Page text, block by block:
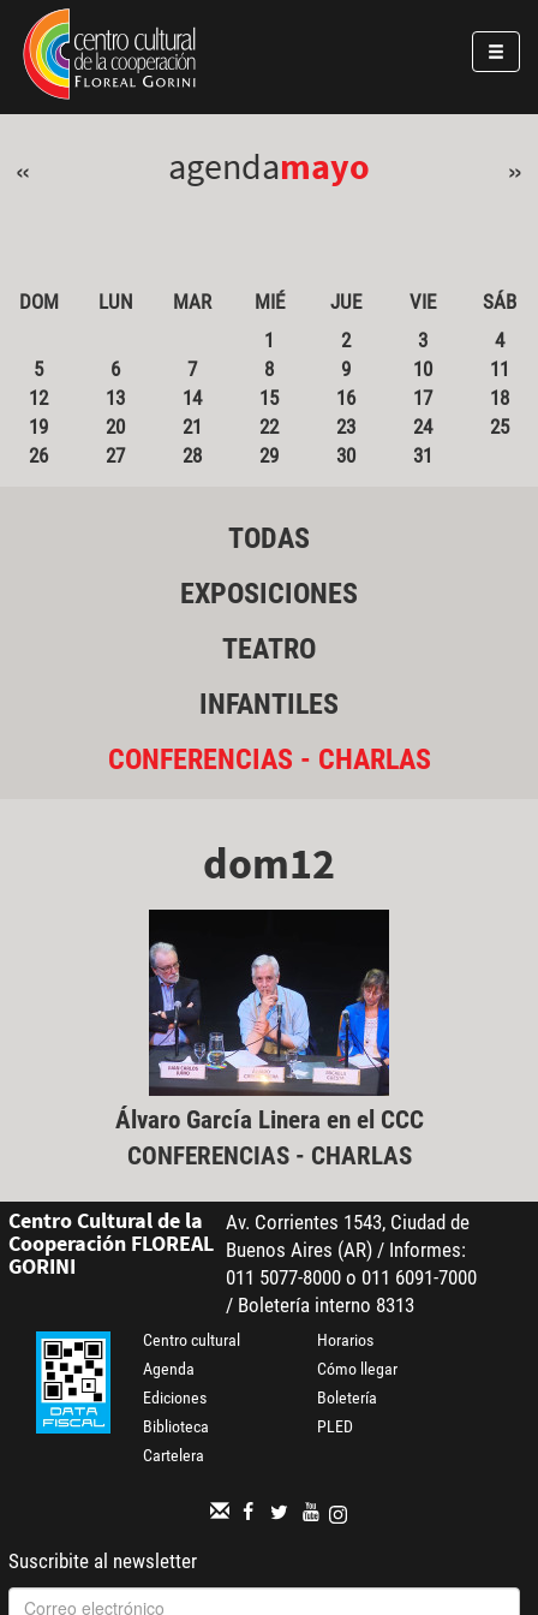
Pasar al contenido principal
Jump to main content
« agendamayo »
DOM LUN MAR MIÉ JUE VIE
SÁB
1
2 3
4
5
6 7 8 9 10
11
12
13 14 15 16 17
18
19
20 21 22 23 24
25
26
27 28 29 30 31
TODAS
EXPOSICIONES
TEATRO
INFANTILES
CONFERENCIAS - CHARLAS
dom12
Álvaro García Linera en el CCC
CONFERENCIAS - CHARLAS
Centro Cultural de la
Cooperación FLOREAL
GORINI
Av. Corrientes 1543, Ciudad de
Buenos Aires (AR) / Informes:
011 5077-8000 o 011 6091-7000
/ Boletería interno 8313
Centro cultural
Agenda
Ediciones
Biblioteca
Cartelera
Horarios
Cómo llegar
Boletería
PLED
Suscribite al newsletter